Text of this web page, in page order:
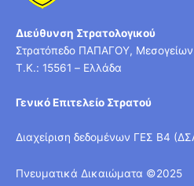
Διεύθυνση Στρατολογικού
Στρατόπεδο ΠΑΠΑΓΟΥ,
T.K.: 15561 – Ελλάδα
Γενικό Επιτελείο Στρατού
Διαχείριση δεδομένων ΓΕΣ Β4
Πνευματικά Δικαιώματα ©2025